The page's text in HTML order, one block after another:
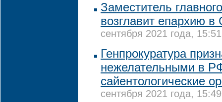
Заместитель
возглавит епархию
сентября 2021 года, 15:51
Генпрокуратура
нежелательными в
сайентологические
сентября 2021 года, 15:49